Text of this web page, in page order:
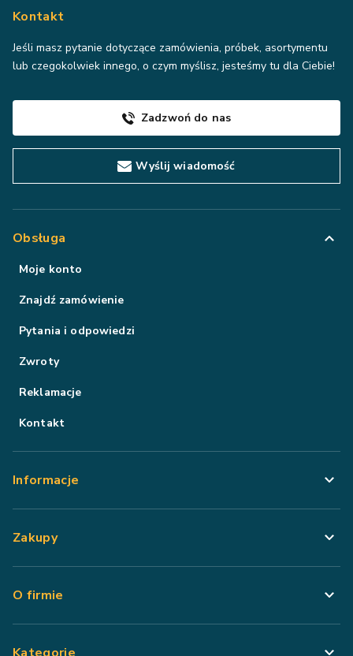
Kontakt
Jeśli masz pytanie dotyczące zamówienia, próbek, asortymentu
lub czegokolwiek innego, o czym myślisz, jesteśmy tu dla Ciebie!
Zadzwoń do nas
Wyślij wiadomość
Obsługa
Moje konto
Znajdź zamówienie
Pytania i odpowiedzi
Zwroty
Reklamacje
Kontakt
Informacje
Zakupy
O firmie